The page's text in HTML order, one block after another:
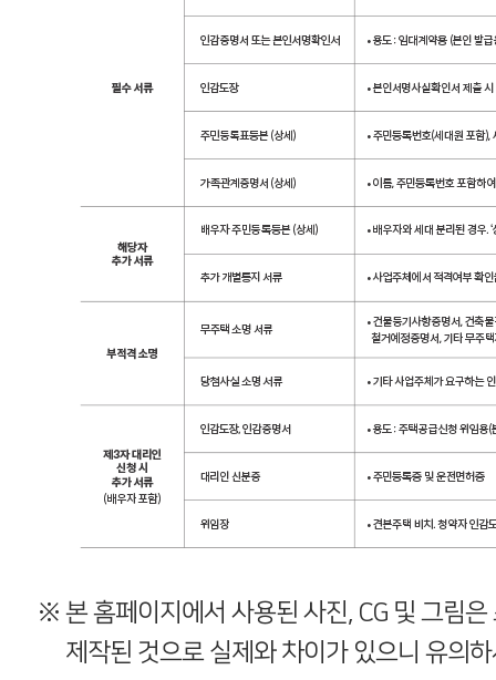
※ 본 홈페이지에서 사용된 사진, CG 및 그림
제작된 것으로 실제와 차이가 있으니 유의